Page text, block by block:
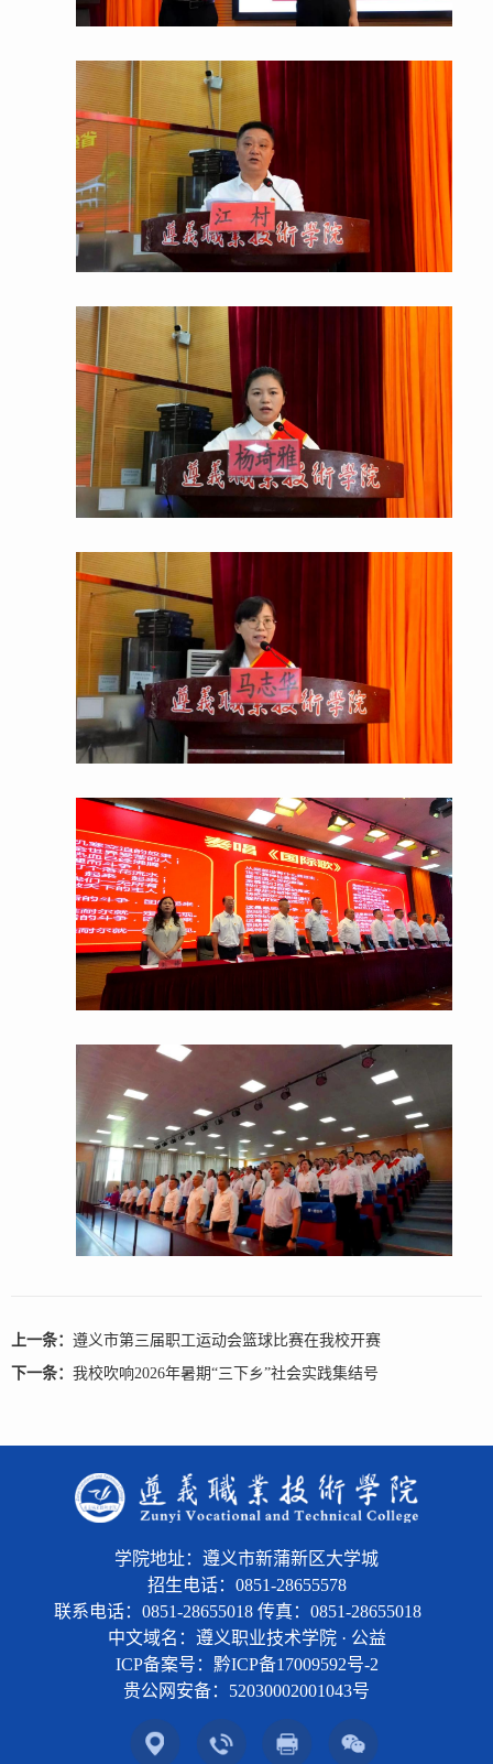
上一条： 遵义市第三届职工运动会篮球比赛在我校开赛
下一条： 我校吹响2026年暑期“三下乡”社会实践集结号
学院地址：遵义市新蒲新区大学城
招生电话：0851-28655578
联系电话：0851-28655018 传真：0851-28655018
中文域名：遵义职业技术学院 · 公益
ICP备案号：黔ICP备17009592号-2
贵公网安备： 52030002001043号